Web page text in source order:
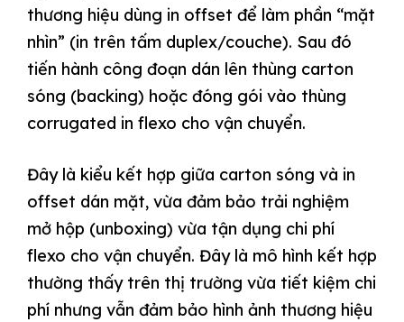
thương hiệu dùng in offset để làm phần “mặt
nhìn” (in trên tấm duplex/couche). Sau đó
tiến hành công đoạn dán lên thùng carton
sóng (backing) hoặc đóng gói vào thùng
corrugated in flexo cho vận chuyển.
Đây là kiểu kết hợp giữa carton sóng và in
offset dán mặt, vừa đảm bảo trải nghiệm
mở hộp (unboxing) vừa tận dụng chi phí
flexo cho vận chuyển. Đây là mô hình kết hợp
thường thấy trên thị trường vừa tiết kiệm chi
phí nhưng vẫn đảm bảo hình ảnh thương hiệu